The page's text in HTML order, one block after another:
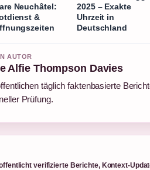
Neuchâtel:
&
2025 – Exakte
Uhrzeit in
Deutschland
AUTOR
Alfie Thompson Davies
täglich faktenbasierte
Prüfung.
verifizierte Berichte, Kontext-